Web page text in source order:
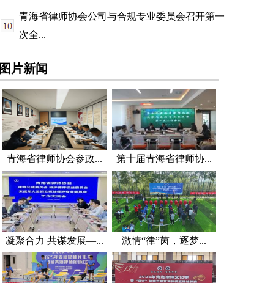
青海省律师协会公司与合规专业委员会召开第一
次全...
图片新闻
青海省律师协会参政... 第十届青海省律师协...
凝聚合力 共谋发展—... 激情“律”茵，逐梦...